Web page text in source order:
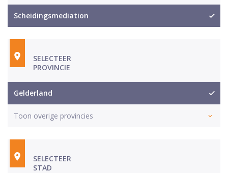
Scheidingsmediation
SELECTEER
PROVINCIE
Gelderland
Toon overige provincies
SELECTEER
STAD